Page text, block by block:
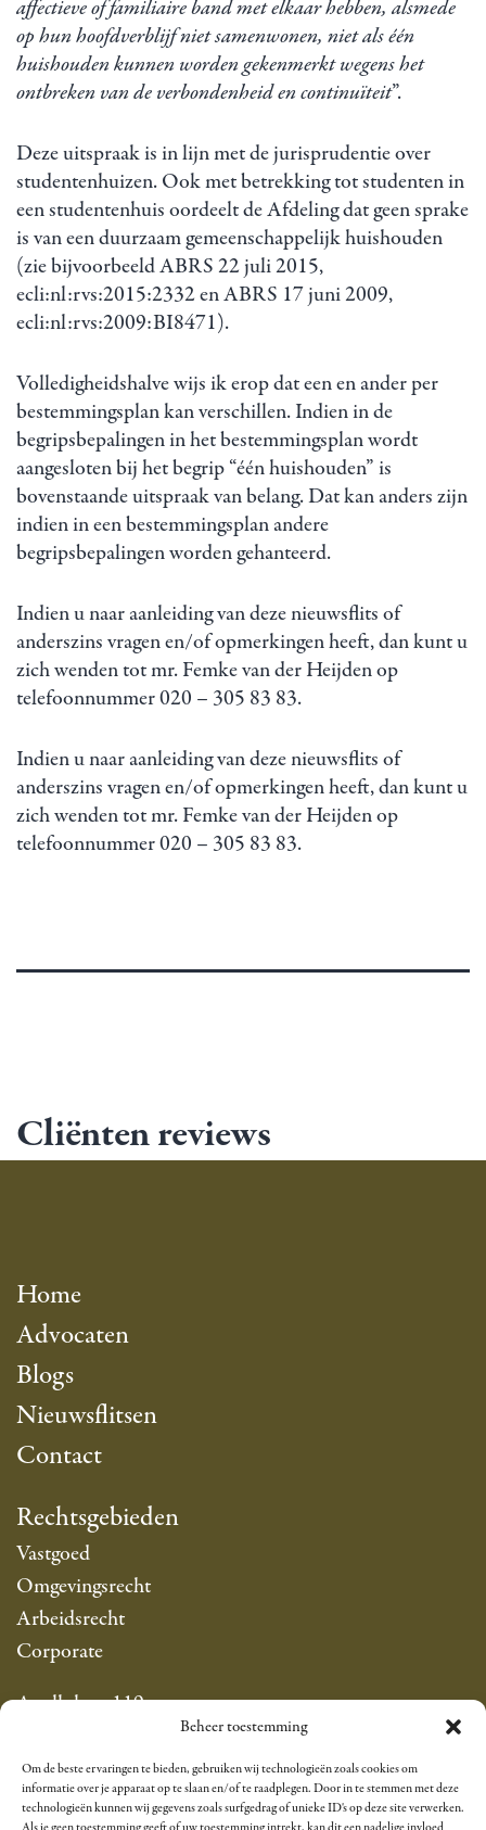
Beheer toestemming
Om de beste ervaringen te bieden, gebruiken wij technologieën zoals cookies om
informatie over je apparaat op te slaan en/of te raadplegen. Door in te stemmen met deze
technologieën kunnen wij gegevens zoals surfgedrag of unieke ID's op deze site verwerken.
affectieve of familiaire band met elkaar hebben, alsmede
op hun hoofdverblijf niet samenwonen, niet als één
huishouden kunnen worden gekenmerkt wegens het
ontbreken van de verbondenheid en continuïteit”.
Deze uitspraak is in lijn met de jurisprudentie over
studentenhuizen. Ook met betrekking tot studenten in
een studentenhuis oordeelt de Afdeling dat geen sprake
is van een duurzaam gemeenschappelijk huishouden
(zie bijvoorbeeld ABRS 22 juli 2015,
ecli:nl:rvs:2015:2332 en ABRS 17 juni 2009,
ecli:nl:rvs:2009:BI8471).
Volledigheidshalve wijs ik erop dat een en ander per
bestemmingsplan kan verschillen. Indien in de
begripsbepalingen in het bestemmingsplan wordt
aangesloten bij het begrip “één huishouden” is
bovenstaande uitspraak van belang. Dat kan anders zijn
indien in een bestemmingsplan andere
begripsbepalingen worden gehanteerd.
Indien u naar aanleiding van deze nieuwsflits of
anderszins vragen en/of opmerkingen heeft, dan kunt u
zich wenden tot mr. Femke van der Heijden op
telefoonnummer 020 – 305 83 83.
Indien u naar aanleiding van deze nieuwsflits of
anderszins vragen en/of opmerkingen heeft, dan kunt u
zich wenden tot mr. Femke van der Heijden op
telefoonnummer 020 – 305 83 83.
Cliënten reviews
Home
Advocaten
Blogs
Nieuwsflitsen
Contact
Rechtsgebieden
Vastgoed
Omgevingsrecht
Arbeidsrecht
Corporate
Apollolaan 119
1077 AP Amsterdam
info@sarfatyadvocaten.nl
T +31 20 305 8383